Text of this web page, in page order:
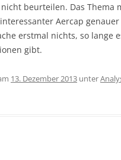
beurteilen. Das Thema
Aercap genauer
erstmal nichts, so lange
gibt.
13. Dezember 2013 unter